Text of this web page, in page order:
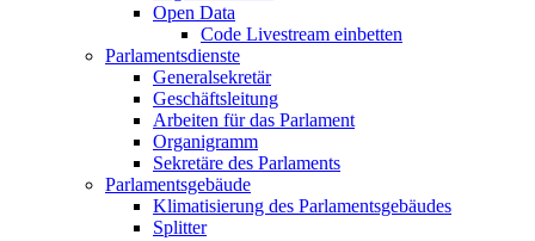
Open Data
Code Livestream einbetten
Parlamentsdienste
Generalsekretär
Geschäftsleitung
Arbeiten für das Parlament
Organigramm
Sekretäre des Parlaments
Parlamentsgebäude
Klimatisierung des Parlamentsgebäudes
Splitter